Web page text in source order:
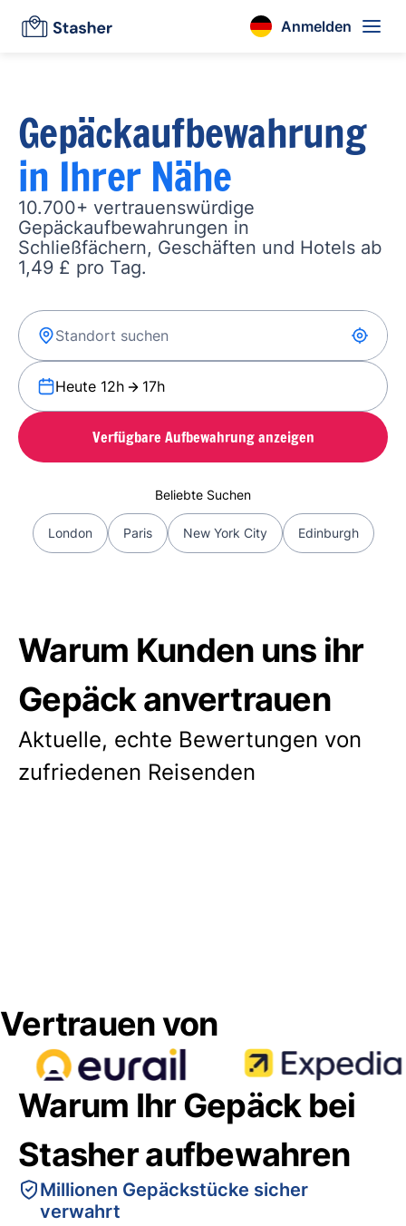
Anmelden
Gepäckaufbewahrung
in Ihrer Nähe
10.700+ vertrauenswürdige
Gepäckaufbewahrungen in
Schließfächern, Geschäften und Hotels ab
1,49 £ pro Tag.
Heute 12h 17h
Verfügbare Aufbewahrung anzeigen
Beliebte Suchen
London Paris New York City Edinburgh
Warum Kunden uns ihr
Gepäck anvertrauen
Aktuelle, echte Bewertungen von
zufriedenen Reisenden
Vertrauen von
Warum Ihr Gepäck bei
Stasher aufbewahren
Millionen Gepäckstücke sicher
verwahrt